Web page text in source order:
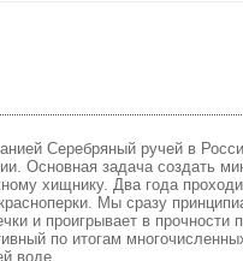
Серебряный ручей в
Основная задача создать
хищнику. Два года
Мы сразу
и проигрывает в прочности
по итогам
воде.